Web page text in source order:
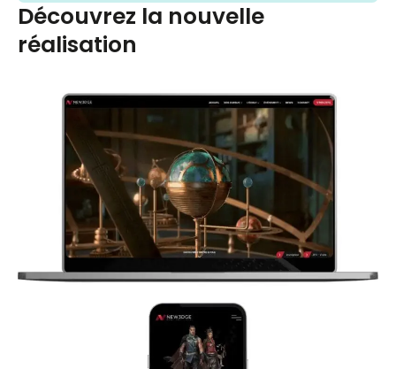
Découvrez la nouvelle
réalisation